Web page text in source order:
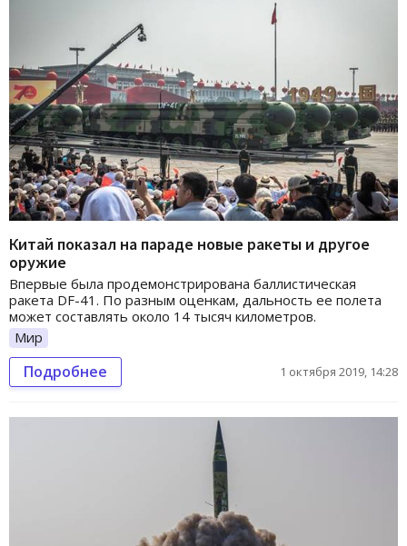
Китай показал на параде новые ракеты и другое
оружие
Впервые была продемонстрирована баллистическая
ракета DF-41. По разным оценкам, дальность ее полета
может составлять около 14 тысяч километров.
Мир
Подробнее 1 октября 2019, 14:28